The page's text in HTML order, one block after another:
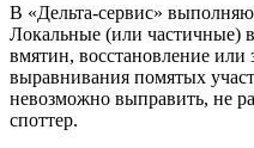
В «Дельта-сервис»
Локальные (или частичные)
вмятин, восстановление или
выравнивания помятых
невозможно выправить, не
споттер.